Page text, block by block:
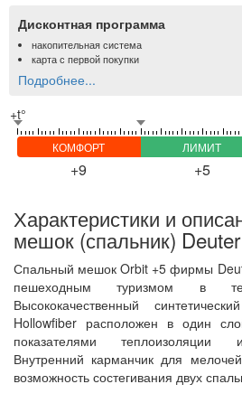
Дисконтная программа
накопительная система
карта с первой покупки
Подробнее...
+t°
КОМФОРТ
+9
ЛИМИТ
+5
Характеристики и
мешок (спальник)
Спальный мешок Orbit +5 фирмы
пешеходным туризмом в
Высококачественный
Hollowfiber расположен в один
показателями теплоизоляции и
Внутренний карманчик для
возможность состегивания двух